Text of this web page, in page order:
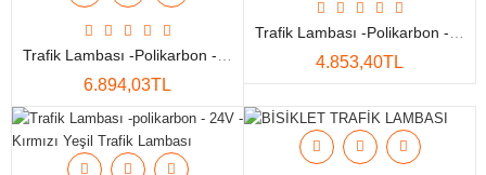
Trafik Malzemeleri
Bahçe Kapı Motorları
Kilit Sistemleri
Buton Sistemleri
6.894,03TL
4.853,40TL